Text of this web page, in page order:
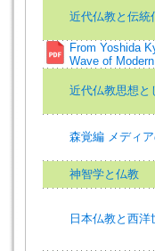
近代仏教と伝統
From Yoshida
Wave of
近代仏教思想と
森覚編 メディ
神智学と仏教
日本仏教と西洋